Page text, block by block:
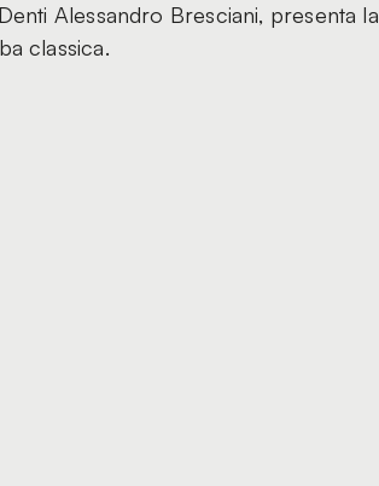
Alessandro Bresciani, presenta la
classica.